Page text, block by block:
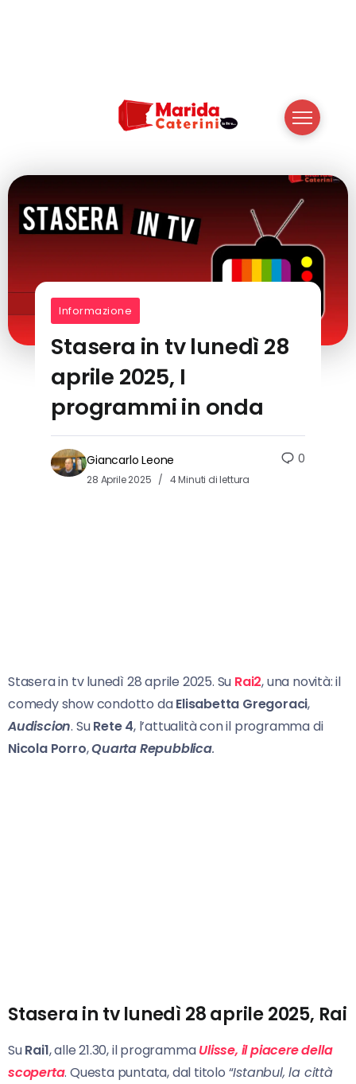
Informazione
Stasera in tv lunedì 28
aprile 2025, I
programmi in onda
Giancarlo Leone
28 Aprile 2025 4 Minuti di lettura
0
Stasera in tv lunedì 28 aprile 2025. Su Rai2, una novità: il
comedy show condotto daElisabetta Gregoraci,
Audiscion. SuRete 4, l’attualità con il programma di
Nicola Porro,Quarta Repubblica.
Stasera in tv lunedì 28 aprile 2025, Rai
SuRai1, alle 21.30, il programmaUlisse, il piacere della
scoperta. Questa puntata, dal titolo “Istanbul, la città